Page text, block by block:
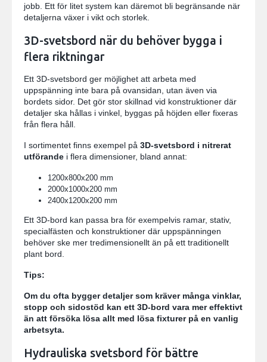
jobb. Ett för litet system kan däremot bli begränsande när
detaljerna växer i vikt och storlek.
3D-svetsbord när du behöver bygga i
flera riktningar
Ett 3D-svetsbord ger möjlighet att arbeta med
uppspänning inte bara på ovansidan, utan även via
bordets sidor. Det gör stor skillnad vid konstruktioner där
detaljer ska hållas i vinkel, byggas på höjden eller fixeras
från flera håll.
I sortimentet finns exempel på 3D-svetsbord i nitrerat
utförande i flera dimensioner, bland annat:
1200x800x200 mm
2000x1000x200 mm
2400x1200x200 mm
Ett 3D-bord kan passa bra för exempelvis ramar, stativ,
specialfästen och konstruktioner där uppspänningen
behöver ske mer tredimensionellt än på ett traditionellt
plant bord.
Tips:
Om du ofta bygger detaljer som kräver många vinklar,
stopp och sidostöd kan ett 3D-bord vara mer effektivt
än att försöka lösa allt med lösa fixturer på en vanlig
arbetsyta.
Hydrauliska svetsbord för bättre